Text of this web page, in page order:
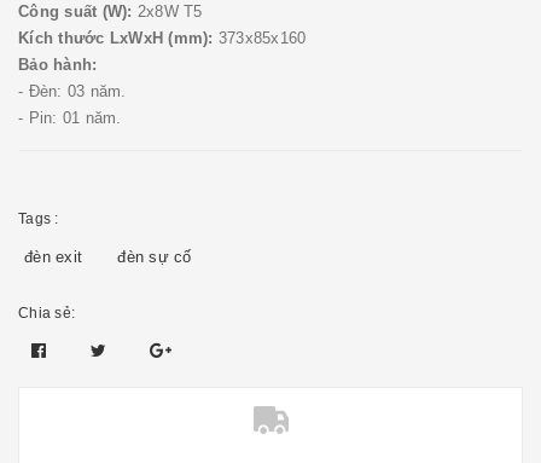
Công suất (W): 2x8W T5
Kích thước LxWxH (mm): 373x85x160
Bảo hành:
- Đèn: 03 năm.
- Pin: 01 năm.
Tags :
đèn exit đèn sự cố
Chia sẻ: